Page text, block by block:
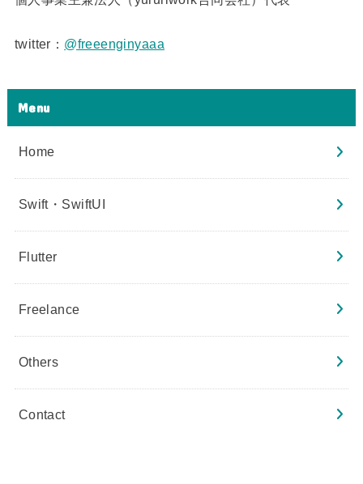
twitter： @freeenginyaaa
Menu
Home
Swift・SwiftUI
Flutter
Freelance
Others
Contact